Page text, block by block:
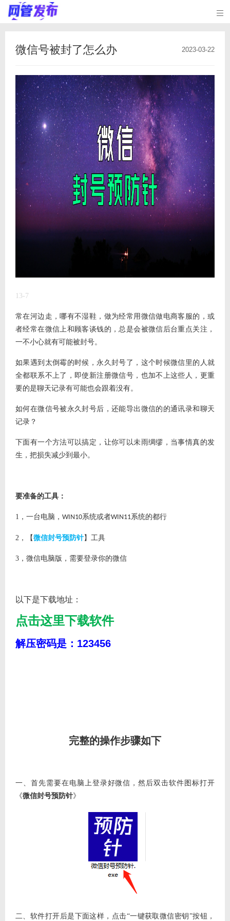

2023-03-22
微信号被封了怎么办
13-7
常在河边走，哪有不湿鞋，做为经常用微信做电商客服的，或
者经常在微信上和顾客谈钱的，总是会被微信后台重点关注，
一不小心就有可能被封号。
如果遇到太倒霉的时候，永久封号了，这个时候微信里的人就
全都联系不上了，即使新注册微信号，也加不上这些人，更重
要的是聊天记录有可能也会跟着没有。
如何在微信号被永久封号后，还能导出微信的的通讯录和聊天
记录？
下面有一个方法可以搞定，让你可以未雨绸缪，当事情真的发
生，把损失减少到最小。
要准备的工具：
1 ，一台电脑， WIN10系统或者WIN11系统的都行
2 ，【微信封号预防针】工具
3 ，微信电脑版，需要登录你的微信
以下是下载地址：
点击这里下载软件
解压密码是：123456
完整的操作步骤如下
一、首先需要在电脑上登录好微信，然后双击软件图标打开
《微信封号预防针》
二、软件打开后是下面这样，点击“一键获取微信密钥”按钮，